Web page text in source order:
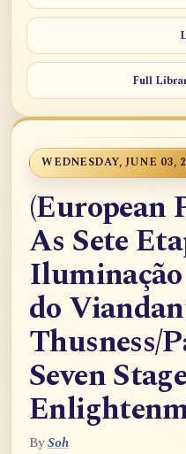
Full
WEDNESDAY, JUNE 03,
(European
As Sete
do
Thusness/
Seven
BySoh